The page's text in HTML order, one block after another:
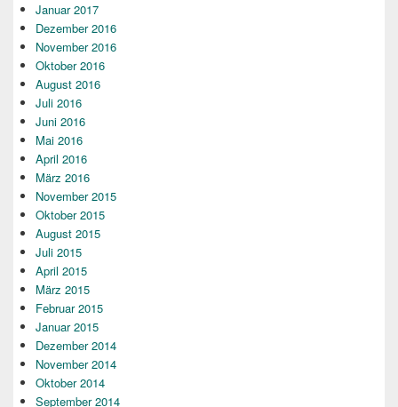
Januar 2017
Dezember 2016
November 2016
Oktober 2016
August 2016
Juli 2016
Juni 2016
Mai 2016
April 2016
März 2016
November 2015
Oktober 2015
August 2015
Juli 2015
April 2015
März 2015
Februar 2015
Januar 2015
Dezember 2014
November 2014
Oktober 2014
September 2014